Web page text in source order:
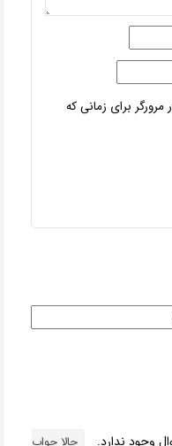
برای زمانی که
وجود ندارد.